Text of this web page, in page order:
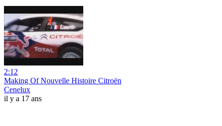
2:12
Making Of Nouvelle Histoire Citroën
Cenelux
il y a 17 ans